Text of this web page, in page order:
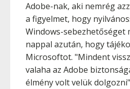
Adobe-nak, aki nemrég
a figyelmet, hogy
Windows-sebezhetőséget
nappal azután, hogy
Microsoftot. "Mindent
valaha az Adobe
élmény volt velük